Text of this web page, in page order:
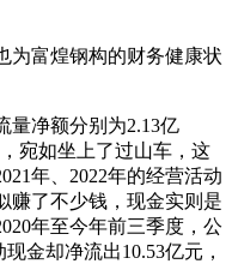
富煌钢构的财务健康状
净额分别为2.13亿
宛如坐上了过山车，这
年、2022年的经营活动
赚了不少钱，现金实则是
年至今年前三季度，公
金却净流出10.53亿元，